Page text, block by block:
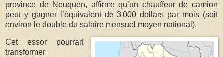
province de Neuquén, affirme qu’un chauffeur de camion
peut y gagner l’équivalent de 3 000 dollars par mois (soit
environ le double du salaire mensuel moyen national).
Cet essor pourrait
transformer